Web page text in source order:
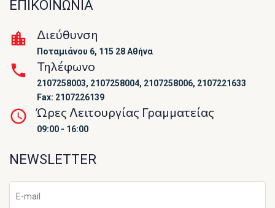
ΕΠΙΚΟΙΝΩΝΙΑ
Διεύθυνση
Ποταμιάνου 6, 115 28 Αθήνα
Τηλέφωνο
2107258003, 2107258004, 2107258006, 2107221633
Fax: 2107226139
Ώρες Λειτουργίας Γραμματείας
09:00 - 16:00
NEWSLETTER